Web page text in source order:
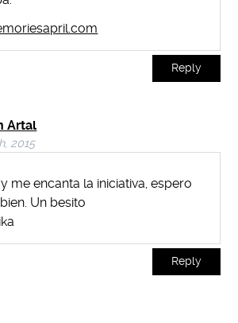
Reply
Artal
2015
me encanta la iniciativa, espero
Un besito
Reply